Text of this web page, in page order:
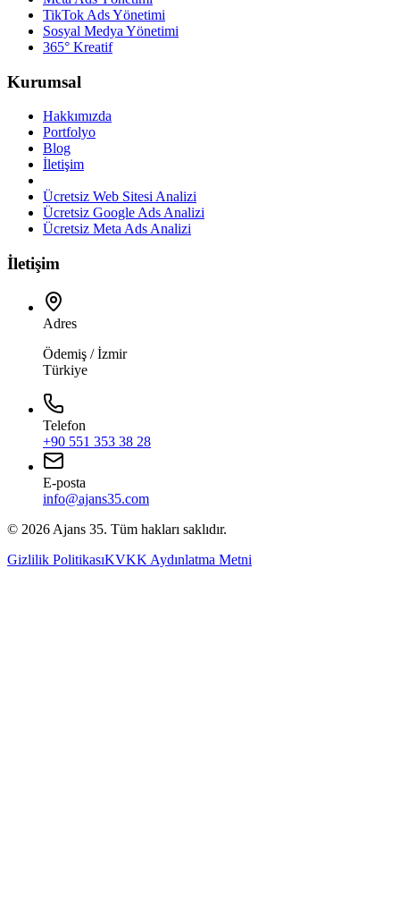
TikTok Ads Yönetimi
Sosyal Medya Yönetimi
365° Kreatif
Kurumsal
Hakkımızda
Portfolyo
Blog
İletişim
Ücretsiz Web Sitesi Analizi
Ücretsiz Google Ads Analizi
Ücretsiz Meta Ads Analizi
İletişim
Adres
Ödemiş / İzmir
Türkiye
Telefon
+90 551 353 38 28
E-posta
info@ajans35.com
© 2026 Ajans 35. Tüm hakları saklıdır.
Gizlilik PolitikasıKVKK Aydınlatma Metni